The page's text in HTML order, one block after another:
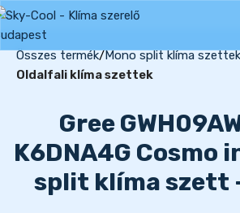
Összes termék Mono split klíma szettek
Oldalfali klíma szettek
Gree
K6DNA4G Cosmo
split klíma szett